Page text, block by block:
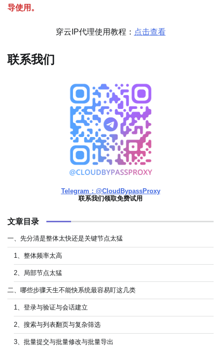
导使用。
穿云IP代理使用教程： 点击查看
联系我们
Telegram：@CloudBypassProxy
联系我们领取免费试用
文章目录
一、先分清是整体太快还是关键节点太猛
1、整体频率太高
2、局部节点太猛
二、哪些步骤天生不能快系统最容易盯这几类
1、登录与验证与会话建立
2、搜索与列表翻页与复杂筛选
3、批量提交与批量修改与批量导出